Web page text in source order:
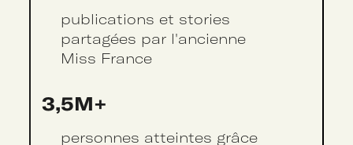
publications et stories
partagées par l'ancienne
Miss France
3,5M+
personnes atteintes grâce